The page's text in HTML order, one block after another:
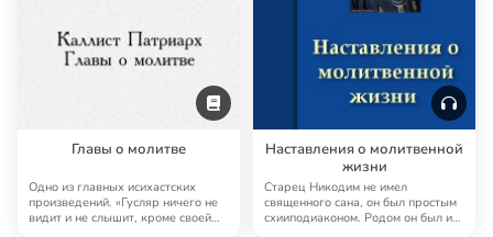
Главы о молитве
Одно из главных исихастских
произведений. «Гусляр ничего не
видит и не слышит, кроме своей
Наставления о молитвенной
жизни
Старец Никодим не имел
священного сана, он был простым
схииподиаконом. Родом он был из